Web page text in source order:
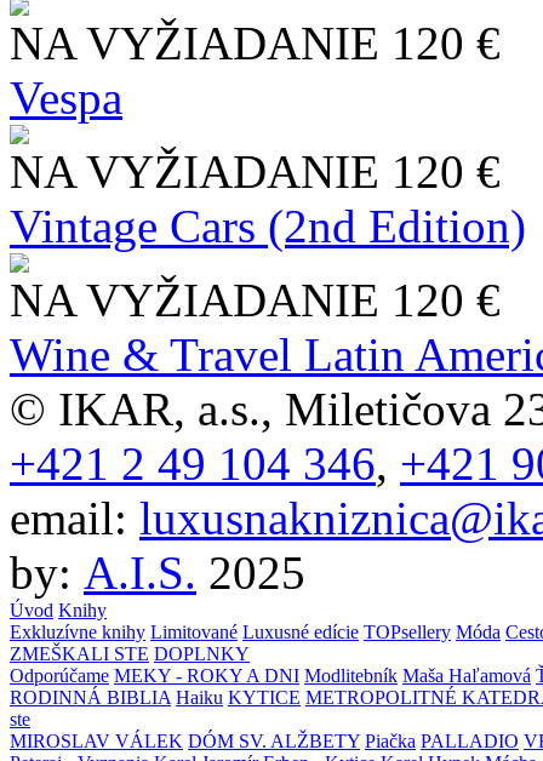
NA VYŽIADANIE 120 €
Vespa
NA VYŽIADANIE 120 €
Vintage Cars (2nd Edition)
NA VYŽIADANIE 120 €
Wine & Travel Latin
© IKAR, a.s., Miletičova
+421 2 49 104 346, +421
email:
by: A.I.S. 2025
Úvod Knihy
Exkluzívne knihy Limitované Luxusné edície TOPsellery Móda
ZMEŠKALI STE DOPLNKY
Odporúčame MEKY - ROKY A DNI Modlitebník Maša Haľamová
RODINNÁ BIBLIA Haiku KYTICE METROPOLITNÉ
ste
MIROSLAV VÁLEK DÓM SV. ALŽBETY Piačka PALLADIO